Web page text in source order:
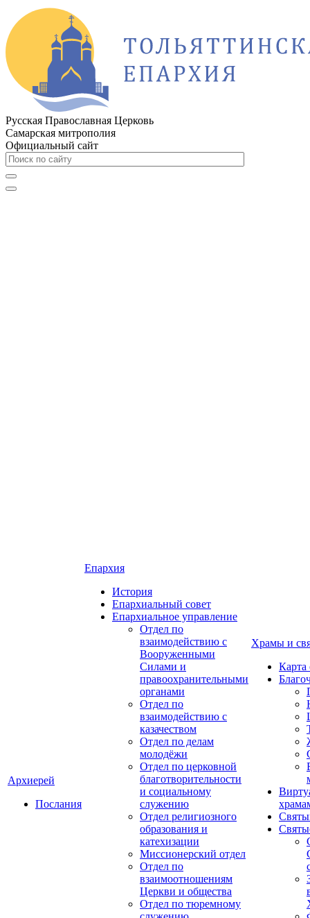
Русская Православная Церковь
Самарская митрополия
Официальный сайт
Архиерей
Послания
Епархия
История
Епархиальный совет
Епархиальное управление
Отдел по
взаимодействию с
Вооруженными
Силами и
правоохранительными
органами
Отдел по
взаимодействию с
казачеством
Отдел по делам
молодёжи
Отдел по церковной
благотворительности
и социальному
служению
Отдел религиозного
образования и
катехизации
Миссионерский отдел
Отдел по
взаимоотношениям
Церкви и общества
Отдел по тюремному
Храмы и
Карта